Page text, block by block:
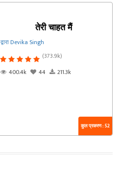
तेरी चाहत मैं
द्वारा Devika Singh
(373.9k)
400.4k
44 211.3k
कुल प्रकरण : 52